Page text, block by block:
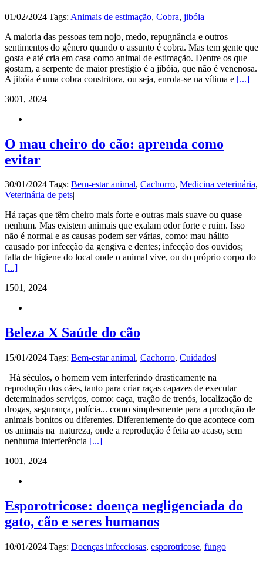
01/02/2024|Tags: Animais de estimação, Cobra, jibóia|
A maioria das pessoas tem nojo, medo, repugnância e outros
sentimentos do gênero quando o assunto é cobra. Mas tem gente que
gosta e até cria em casa como animal de estimação. Dentre os que
gostam, a serpente de maior prestígio é a jibóia, que não é venenosa.
A jibóia é uma cobra constritora, ou seja, enrola-se na vítima e [...]
3001, 2024
O mau cheiro do cão: aprenda como
evitar
30/01/2024Tags: Bem-estar animal, Cachorro, Medicina veterinária,
Veterinária de pets
Há raças que têm cheiro mais forte e outras mais suave ou quase
nenhum. Mas existem animais que exalam odor forte e ruim. Isso
não é normal e as causas podem ser várias, como: mau hálito
causado por infecção da gengiva e dentes; infecção dos ouvidos;
falta de higiene do local onde o animal vive, ou do próprio corpo do
[...]
1501, 2024
Beleza X Saúde do cão
15/01/2024|Tags: Bem-estar animal, Cachorro, Cuidados|
Há séculos, o homem vem interferindo drasticamente na
reprodução dos cães, tanto para criar raças capazes de executar
determinados serviços, como: caça, tração de trenós, localização de
drogas, segurança, polícia... como simplesmente para a produção de
animais bonitos ou diferentes. Diferentemente do que acontece com
os animais na natureza, onde a reprodução é feita ao acaso, sem
nenhuma interferência [...]
1001, 2024
Esporotricose: doença negligenciada do
gato, cão e seres humanos
10/01/2024|Tags: Doenças infecciosas, esporotricose, fungo|